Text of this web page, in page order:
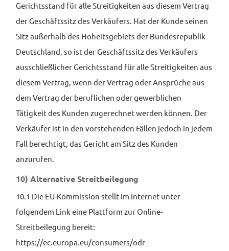
Gerichtsstand für alle Streitigkeiten aus diesem Vertrag
der Geschäftssitz des Verkäufers. Hat der Kunde seinen
Sitz außerhalb des Hoheitsgebiets der Bundesrepublik
Deutschland, so ist der Geschäftssitz des Verkäufers
ausschließlicher Gerichtsstand für alle Streitigkeiten aus
diesem Vertrag, wenn der Vertrag oder Ansprüche aus
dem Vertrag der beruflichen oder gewerblichen
Tätigkeit des Kunden zugerechnet werden können. Der
Verkäufer ist in den vorstehenden Fällen jedoch in jedem
Fall berechtigt, das Gericht am Sitz des Kunden
anzurufen.
10) Alternative Streit­beilegung
10.1 Die EU-Kommission stellt im Internet unter
folgendem Link eine Plattform zur Online-
Streitbeilegung bereit:
https://ec.europa.eu/consumers/odr